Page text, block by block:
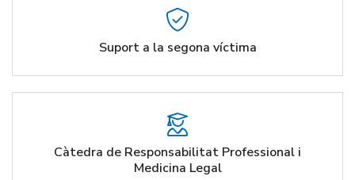
Suport a la segona víctima
Càtedra de Responsabilitat Professional i
Medicina Legal